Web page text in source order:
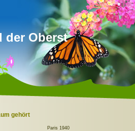
der Oberst
gehört